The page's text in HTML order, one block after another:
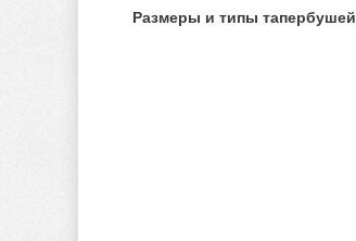
Размеры и типы тапербушей